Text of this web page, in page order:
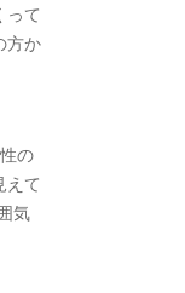
って
方か
の
えて
気